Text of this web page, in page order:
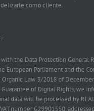
como cliente.
the Data Protection General
European Parliament and the
Law 3/2018 of
of Digital Rights, we
data will be processed by
number G29901550,